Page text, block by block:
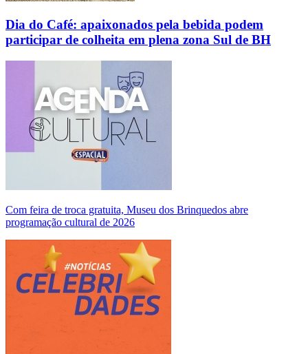
Dia do Café: apaixonados pela bebida podem
participar de colheita em plena zona Sul de BH
Com feira de troca gratuita, Museu dos Brinquedos abre
programação cultural de 2026